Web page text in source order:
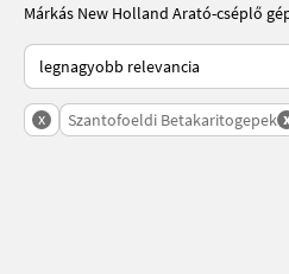
Márkás New Holland Arató-cséplő
Így van sorba rendezve a
x Szantofoeldi Betakaritogepek